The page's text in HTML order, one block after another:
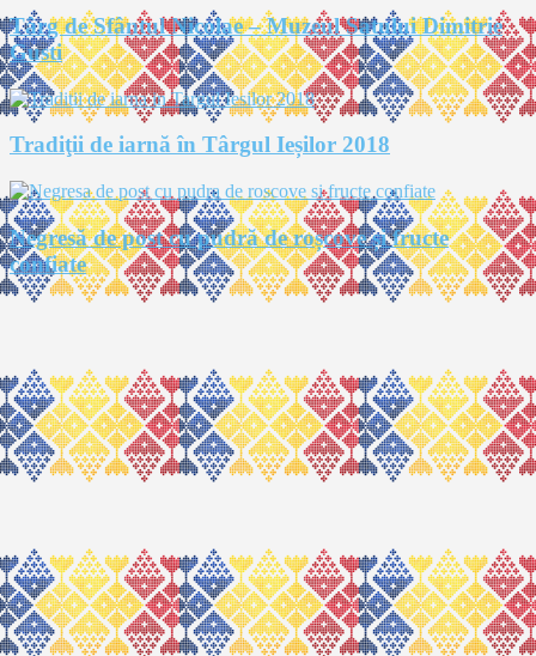
Târg de Sfântul Nicolae – Muzeul Satului Dimitrie
Gusti
Tradiţii de iarnă în Târgul Ieșilor 2018
Negresă de post cu pudră de roșcove și fructe
confiate